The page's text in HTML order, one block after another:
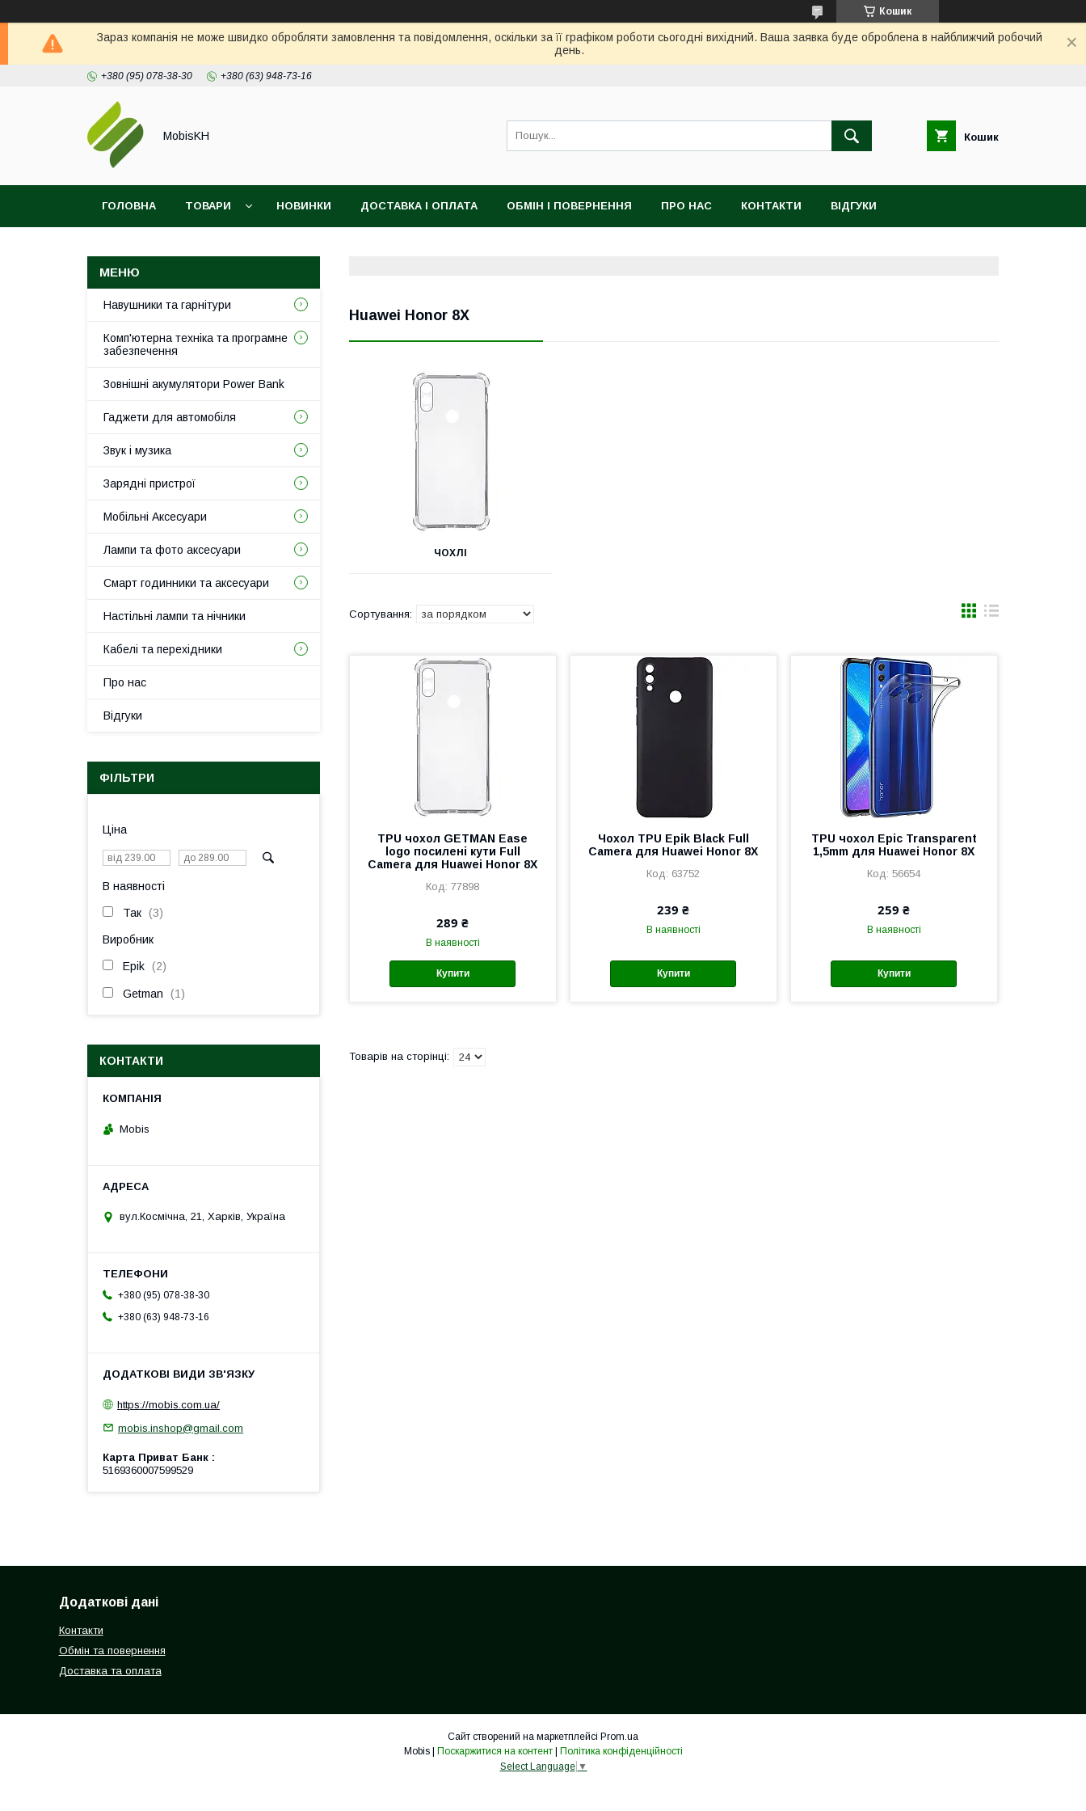
Кошик
Зараз компанія не може швидко обробляти замовлення та повідомлення, оскільки за її графіком роботи сьогодні вихідний. Ваша заявка буде оброблена в найближчий робочий
день.
+380 (95) 078-38-30 +380 (63) 948-73-16
MobisKH Кошик
ГОЛОВНА ТОВАРИ НОВИНКИ ДОСТАВКА І ОПЛАТА ОБМІН І ПОВЕРНЕННЯ ПРО НАС КОНТАКТИ ВІДГУКИ
Huawei Honor 8X
ЧОХЛІ
TPU чохол GETMAN Ease
logo посилені кути Full
Camera для Huawei Honor 8X
77898
289 ₴
В наявності
Купити
Чохол TPU Epik Black Full
Camera для Huawei Honor 8X
63752
239 ₴
В наявності
Купити
TPU чохол Epic Transparent
1,5mm для Huawei Honor 8X
56654
259 ₴
В наявності
Купити
Навушники та гарнітури
Комп'ютерна техніка та програмне
забезпечення
Зовнішні акумулятори Power Bank
Гаджети для автомобіля
Звук і музика
Зарядні пристрої
Мобільні Аксесуари
Лампи та фото аксесуари
Смарт годинники та аксесуари
Настільні лампи та нічники
Кабелі та перехідники
Про нас
Відгуки
ФІЛЬТРИ
Ціна
В наявності
Так 3
Виробник
Epik 2
Getman 1
КОНТАКТИ
Mobis
вул.Космічна, 21, Харків, Україна
+380 (95) 078-38-30
+380 (63) 948-73-16
https://mobis.com.ua/
mobis.inshop@gmail.com
Карта Приват Банк
5169360007599529
Додаткові дані
Контакти
Обмін та повернення
Доставка та оплата
Сайт створений на маркетплейсі Prom.ua
Поскаржитися на контент
Політика конфіденційності
Select Language ▼